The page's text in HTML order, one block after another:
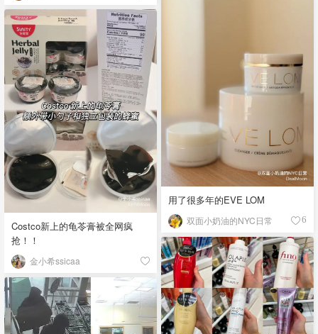
用了很多年的EVE LOM
双面小奶油的NYC日常 6
Costco新上的龟苓膏被全网疯
抢！！
金小希ssicaa